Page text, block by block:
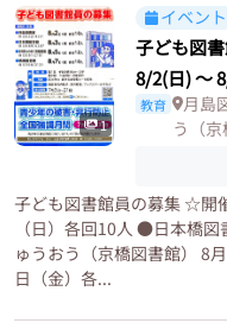
1
イベント
子ども図
8/2(日)〜
教育
月島
う（
子ども図書館員の募集 ☆
（日）各回10人 ●日本橋
ゅうおう（京橋図書館） 8
日（金）各...